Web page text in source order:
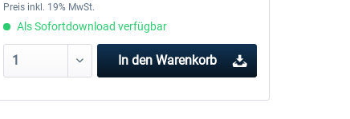
Preis inkl. 19% MwSt.
Als Sofortdownload verfügbar
In den Warenkorb